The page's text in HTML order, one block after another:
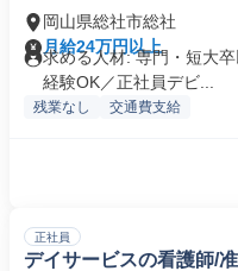
岡山県総社市総社
月給24万円以上
求める人材: 専門・短大
経験OK／正社員デビ...
残業なし 交通費支給
正社員
デイサービスの看護師/